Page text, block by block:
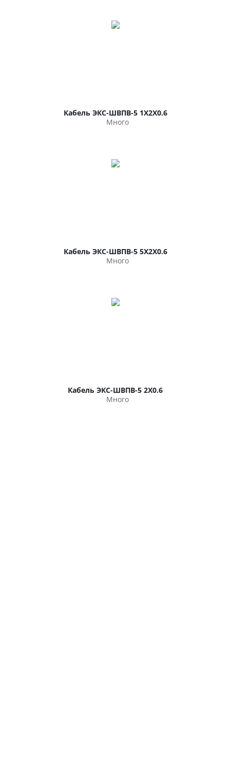
Кабель ЭКС-ШВПВ-5 1Х2Х0.6
Много
Кабель ЭКС-ШВПВ-5 5Х2Х0.6
Много
Кабель ЭКС-ШВПВ-5 2Х0.6
Много